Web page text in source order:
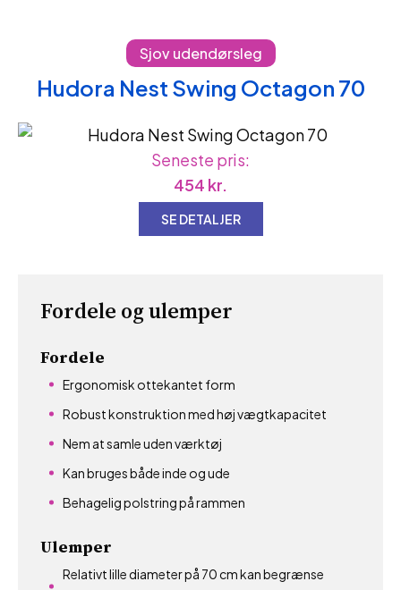
Sjov udendørsleg
Hudora Nest Swing Octagon 70
Fordele og ulemper
Fordele
Ergonomisk ottekantet form
Robust konstruktion med høj vægtkapacitet
Nem at samle uden værktøj
Kan bruges både inde og ude
Behagelig polstring på rammen
Ulemper
Relativt lille diameter på 70 cm kan begrænse
Seneste pris:
454 kr.
SE DETALJER